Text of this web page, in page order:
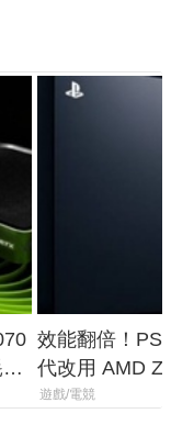
效能翻倍！
代改用 AMD
120fps 與全光
遊戲/電競